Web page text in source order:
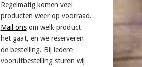
Regelmatig komen veel
producten weer op voorraad.
Mail onsom welk product
het gaat, en we reserveren
de bestelling. Bij iedere
vooruitbestelling sturen wij